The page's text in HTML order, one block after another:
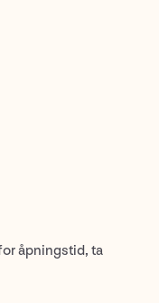
åpningstid, ta